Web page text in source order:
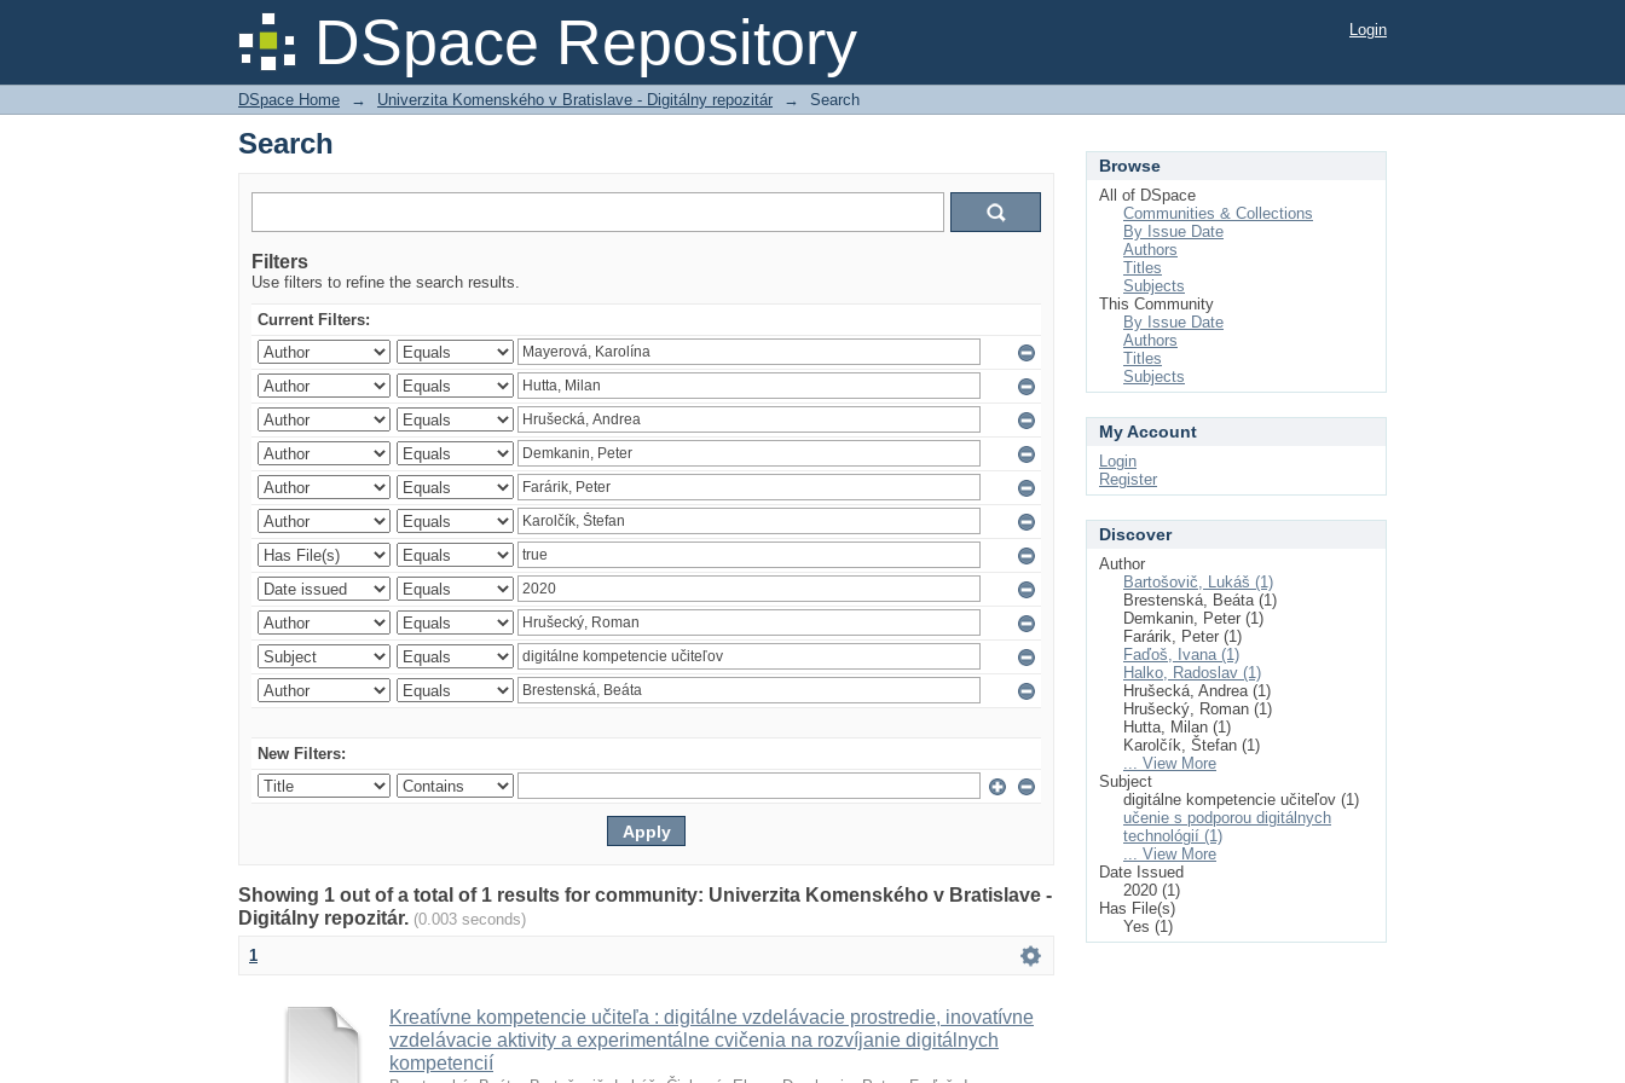
DSpace Repository
Search Login
DSpace Home → Univerzita Komenského v Bratislave - Digitálny repozitár → Search
Search
Filters
Use filters to refine the search results.
Current Filters:
New Filters:
Showing 1 out of a total of 1 results for community: Univerzita Komenského v Bratislave -
Digitálny repozitár. (0.003 seconds)
1
Kreatívne kompetencie učiteľa : digitálne vzdelávacie prostredie, inovatívne
vzdelávacie aktivity a experimentálne cvičenia na rozvíjanie digitálnych
kompetencií
Browse
All of DSpace
Communities & Collections
By Issue Date
Authors
Titles
Subjects
This Community
By Issue Date
Authors
Titles
Subjects
My Account
Login
Register
Discover
Author
Bartošovič, Lukáš (1)
Brestenská, Beáta (1)
Demkanin, Peter (1)
Farárik, Peter (1)
Faďoš, Ivana (1)
Halko, Radoslav (1)
Hrušecká, Andrea (1)
Hrušecký, Roman (1)
Hutta, Milan (1)
Karolčík, Štefan (1)
... View More
Subject
digitálne kompetencie učiteľov (1)
učenie s podporou digitálnych
technológií (1)
... View More
Date Issued
2020 (1)
Has File(s)
Yes (1)